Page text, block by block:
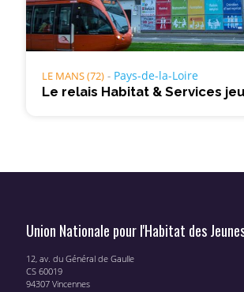
LE MANS (72) Pays-de-la-Loire
Le relais Habitat & Services
Union Nationale pour l'Habitat des
12, av. du Général de Gaulle
CS 60019
94307 Vincennes